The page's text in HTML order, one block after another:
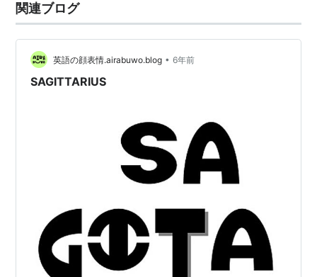
回セッション60分 (ご利用が初めての方に） 多次元キネ
シオロジー…
関連ブログ
英語の顔表情.airabuwo.blog • 6年前
SAGITTARIUS